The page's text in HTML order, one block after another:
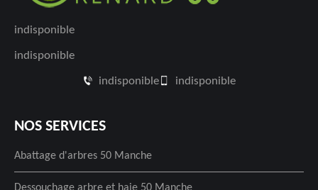
indisponible
indisponible
indisponible indisponible
NOS SERVICES
Abattage d'arbres 50 Manche